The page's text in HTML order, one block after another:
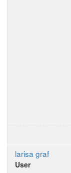
larisa graf
User